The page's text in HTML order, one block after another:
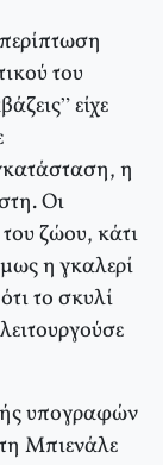
του
είχε
η
Οι
ζώου, κάτι
η γκαλερί
το σκυλί
υπογραφών
Μπιενάλε